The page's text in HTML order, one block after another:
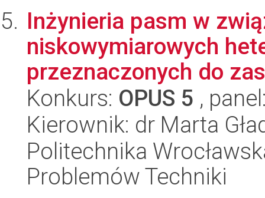
Inżynieria pasm w
niskowymiarowych
przeznaczonych do
Konkurs: OPUS 5 ,
Kierownik: dr Marta
Politechnika
Problemów Techniki